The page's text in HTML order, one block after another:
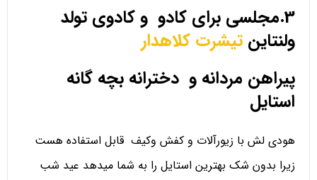
3.مجلسی برای کادو و کادوی تولد
ولنتاین تیشرت کلاهدار
پیراهن مردانه و دخترانه بچه گانه
استایل
هودی لش با زیورآلات و کفش وکیف قابل استفاده هست
زیرا بدون شک بهترین استایل را به شما میدهد عید شب